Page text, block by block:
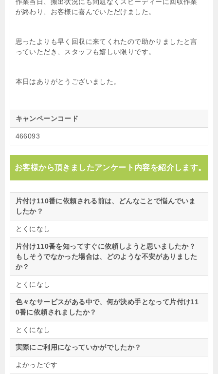
が終わり、お客様に喜んでいただけました。
思ったよりも早く回収に来てくれたので助かりましたと言
っていただき、スタッフも嬉しい限りです。
本日はありがとうございました。
キャンペーンコード
466093
お客様から頂きましたアンケート内容を紹介します。
片付け110番に依頼される前は、どんなことで悩んでいま
したか？
とくになし
片付け110番を知ってすぐに依頼しようと思いましたか？
もしそうでなかった場合は、どのような不安がありました
か？
とくになし
色々なサービスがある中で、何が決め手となって片付け11
0番に依頼されましたか？
とくになし
実際にご利用になっていかがでしたか？
よかったです